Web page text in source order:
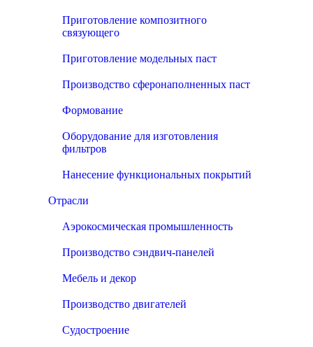
Приготовление композитного
связующего
Приготовление модельных паст
Производство сферонаполненных паст
Формование
Оборудование для изготовления
фильтров
Нанесение функциональных покрытий
Отрасли
Аэрокосмическая промышленность
Производство сэндвич-панелей
Мебель и декор
Производство двигателей
Судостроение